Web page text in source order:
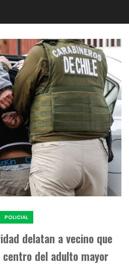
POLICIAL
delatan a vecino que
del adulto mayor